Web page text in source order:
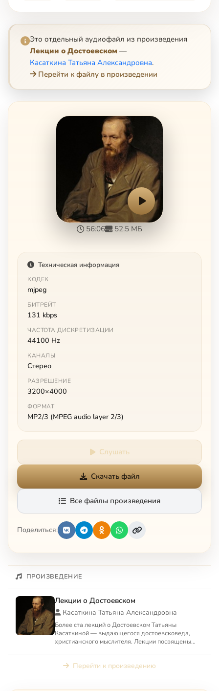
Это отдельный аудиофайл из произведения
Лекции о Достоевском —
Касаткина Татьяна Александровна.
Перейти к файлу в произведении
56:06 52.5 МБ
Техническая информация
КОДЕК
mjpeg
БИТРЕЙТ
131 kbps
ЧАСТОТА ДИСКРЕТИЗАЦИИ
44100 Hz
КАНАЛЫ
Стерео
РАЗРЕШЕНИЕ
3200×4000
ФОРМАТ
MP2/3 (MPEG audio layer 2/3)
Слушать
Скачать файл
Все файлы произведения
Поделиться:
ПРОИЗВЕДЕНИЕ
Лекции о Достоевском
Касаткина Татьяна Александровна
Более ста лекций о Достоевском Татьяны
Касаткиной — выдающегося достоевсковеда,
христианского мыслителя. Лекции посвящены
Перейти к произведению